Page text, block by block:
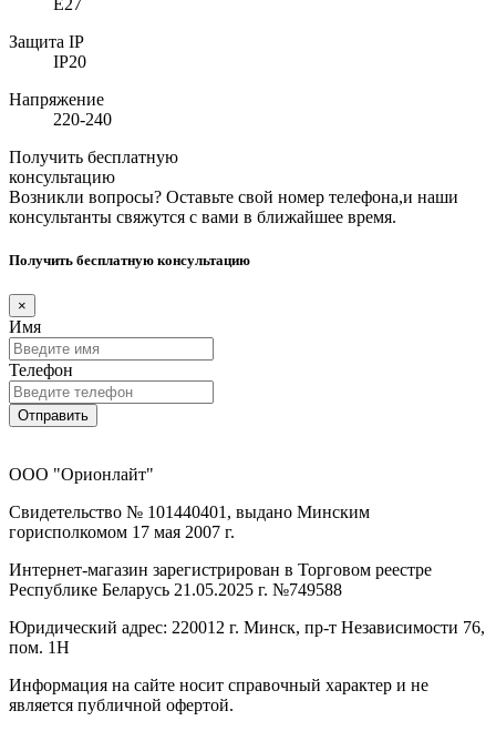
Защита IP
IP20
Напряжение
220-240
Получить бесплатную
консультацию
Возникли вопросы? Оставьте свой номер телефона,и наши
консультанты свяжутся с вами в ближайшее время.
Получить бесплатную консультацию
×
Имя
Телефон
Отправить
ООО "Орионлайт"
Свидетельство № 101440401, выдано Минским
горисполкомом 17 мая 2007 г.
Интернет-магазин зарегистрирован в Торговом реестре
Республике Беларусь 21.05.2025 г. №749588
Юридический адрес: 220012 г. Минск, пр-т Независимости 76,
пом. 1Н
Информация на сайте носит справочный характер и не
является публичной офертой.